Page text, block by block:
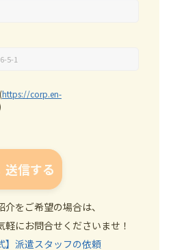
(https://corp.en-
をご希望の場合は、
にお問合せくださいませ！
】派遣スタッフの依頼